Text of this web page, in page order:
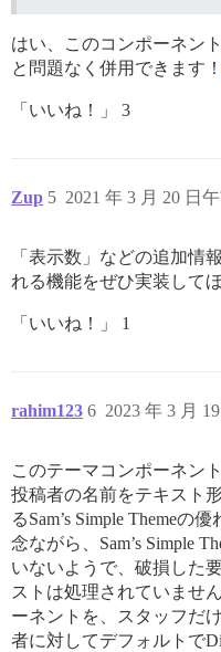
はい、このコンポーネン
と問題なく併用できます！
「いいね！」 3
Zup 2021 年 3 月 20 日
5
「表示数」などの追加情
れる機能をぜひ実装して
「いいね！」 1
rahim123 2023 年 3 月
6
このテーマコンポーネン
投稿者の名前をテキスト
るSam’s Simple Themeの
念ながら、Sam’s Simple
いないようで、破損した
ストは処理されていませ
ーネントを、スタッフだ
者に対してデフォルトで